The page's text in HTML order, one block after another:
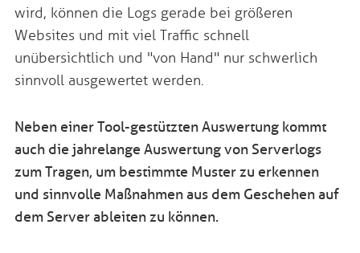
wird, können die Logs gerade bei größeren
Websites und mit viel Traffic schnell
unübersichtlich und "von Hand" nur schwerlich
sinnvoll ausgewertet werden.
Neben einer Tool-gestützten Auswertung kommt
auch die jahrelange Auswertung von Serverlogs
zum Tragen, um bestimmte Muster zu erkennen
und sinnvolle Maßnahmen aus dem Geschehen auf
dem Server ableiten zu können.